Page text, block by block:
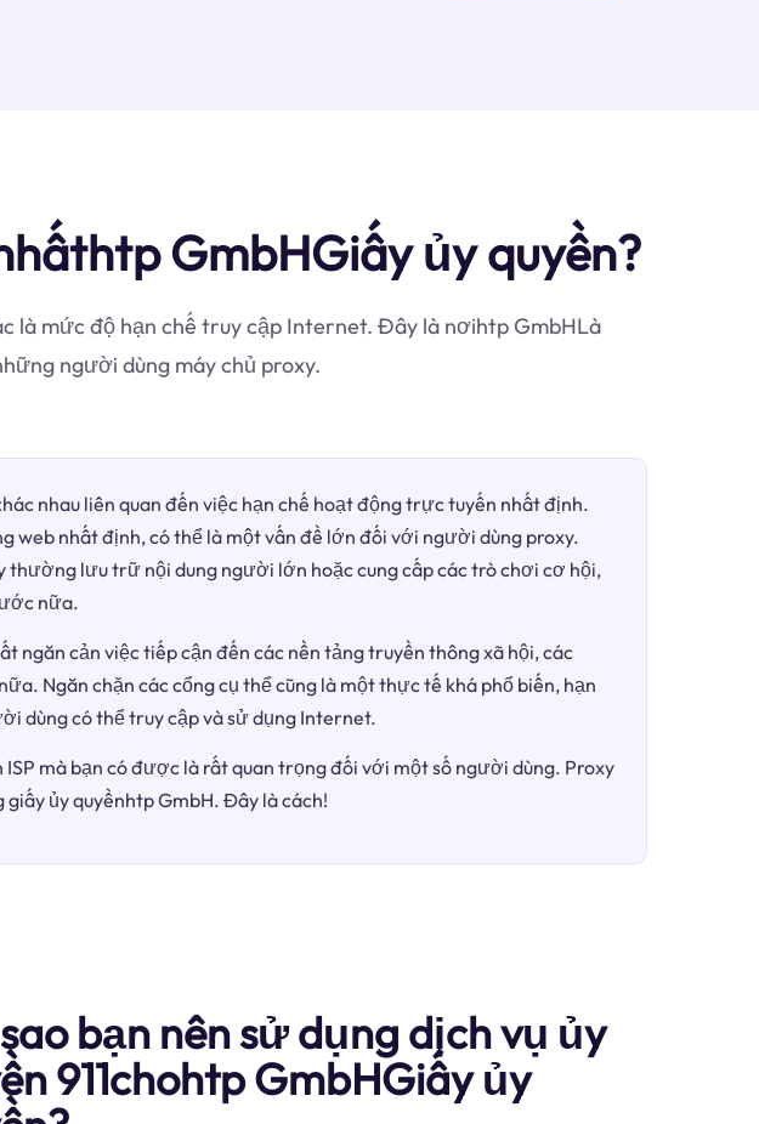
GmbHGiấy ủy quyền?
là mức độ hạn chế truy cập Internet. Đây là nơihtp GmbHLà
người dùng máy chủ proxy.
nhau liên quan đến việc hạn chế hoạt động trực tuyến nhất định.
web nhất định, có thể là một vấn đề lớn đối với người dùng proxy.
thường lưu trữ nội dung người lớn hoặc cung cấp các trò chơi cơ hội,
nữa.
ngăn cản việc tiếp cận đến các nền tảng truyền thông xã hội, các
Ngăn chặn các cổng cụ thể cũng là một thực tế khá phổ biến, hạn
dùng có thể truy cập và sử dụng Internet.
ISP mà bạn có được là rất quan trọng đối với một số người dùng. Proxy
giấy ủy quyềnhtp GmbH. Đây là cách!
bạn nên sử dụng dịch vụ ủy
911chohtp GmbHGiấy ủy